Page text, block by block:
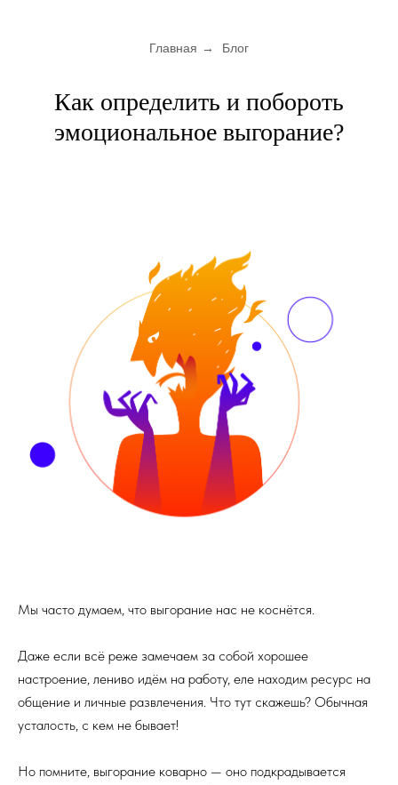
Главная → Блог
Как определить и побороть
эмоциональное выгорание?
Мы часто думаем, что выгорание нас не коснётся.
Даже если всё реже замечаем за собой хорошее
настроение, лениво идём на работу, еле находим ресурс на
общение и личные развлечения. Что тут скажешь? Обычная
усталость, с кем не бывает!
Но помните, выгорание коварно — оно подкрадывается